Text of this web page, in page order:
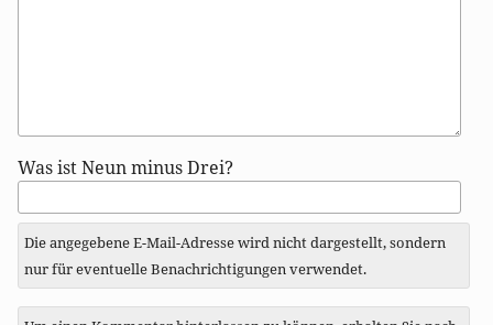
Antwort
Was ist Neun minus Drei?
Die angegebene E-Mail-Adresse wird nicht dargestellt, sondern
nur für eventuelle Benachrichtigungen verwendet.